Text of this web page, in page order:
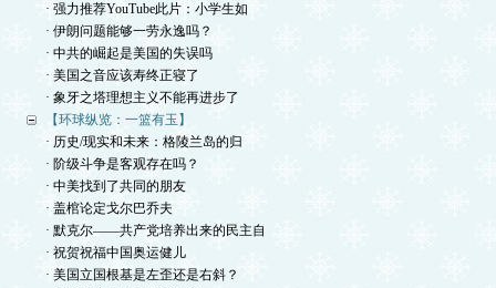
· 强力推荐YouTube此片：小学生如
· 伊朗问题能够一劳永逸吗？
· 中共的崛起是美国的失误吗
· 美国之音应该寿终正寝了
· 象牙之塔理想主义不能再进步了
【环球纵览：一篮有玉】
· 历史/现实和未来：格陵兰岛的归
· 阶级斗争是客观存在吗？
· 中美找到了共同的朋友
· 盖棺论定戈尔巴乔夫
· 默克尔——共产党培养出来的民主自
· 祝贺祝福中国奥运健儿
· 美国立国根基是左歪还是右斜？